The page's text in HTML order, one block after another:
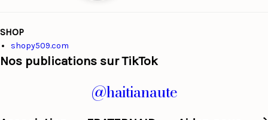
SHOP
shopy509.com
Nos publications sur TikTok
@haitianaute